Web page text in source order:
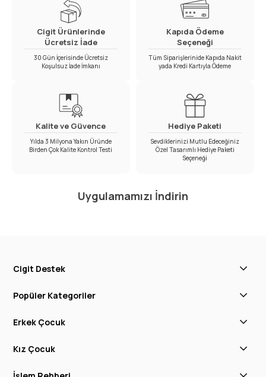
Cigit Ürünlerinde
Ücretsiz İade
30 Gün İçerisinde Ücretsiz
Koşulsuz İade İmkanı
Kapıda Ödeme
Seçeneği
Tüm Siparişlerinide Kapıda Nakit
yada Kredi Kartıyla Ödeme
Kalite ve Güvence
Yılda 3 Milyona Yakın Üründe
Birden Çok Kalite Kontrol Testi
Hediye Paketi
Sevdiklerinizi Mutlu Edeceğiniz
Özel Tasarımlı Hediye Paketi
Seçeneği
Uygulamamızı İndirin
Cigit Destek
Popüler Kategoriler
Erkek Çocuk
Kız Çocuk